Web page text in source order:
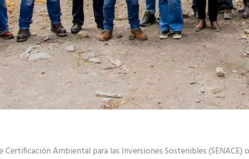
Certificación Ambiental para las Inversiones Sostenibles (SENACE)